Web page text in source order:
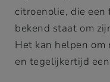
citroenolie, die een
bekend staat om
Het kan helpen om
en tegelijkertijd